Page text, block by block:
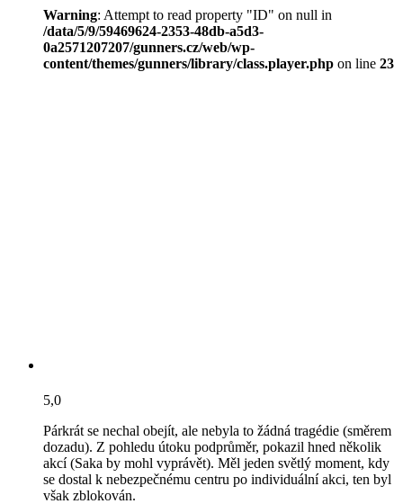
Warning: Attempt to read property "ID" on null in
/data/5/9/59469624-2353-48db-a5d3-
0a2571207207/gunners.cz/web/wp-
content/themes/gunners/library/class.player.php on line 23
5,0
Párkrát se nechal obejít, ale nebyla to žádná tragédie (směrem
dozadu). Z pohledu útoku podprůměr, pokazil hned několik
akcí (Saka by mohl vyprávět). Měl jeden světlý moment, kdy
se dostal k nebezpečnému centru po individuální akci, ten byl
však zblokován.